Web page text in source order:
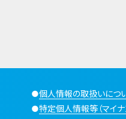
●個人情報の取扱いにつ
●特定個人情報等（マイナ